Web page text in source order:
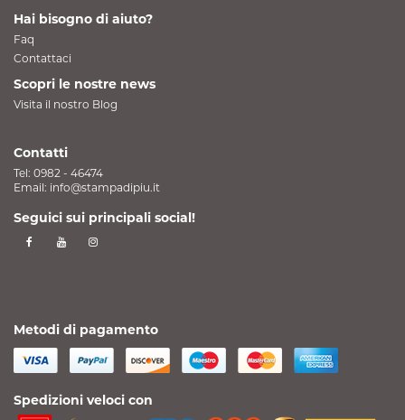
Hai bisogno di aiuto?
Faq
Contattaci
Scopri le nostre news
Visita il nostro Blog
Contatti
Tel: 0982 - 46474
Email: info@stampadipiu.it
Seguici sui principali social!
Metodi di pagamento
Spedizioni veloci con